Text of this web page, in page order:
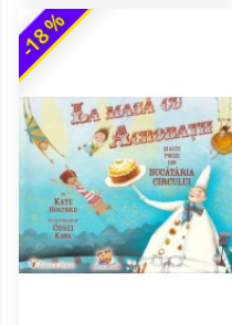
-18 %